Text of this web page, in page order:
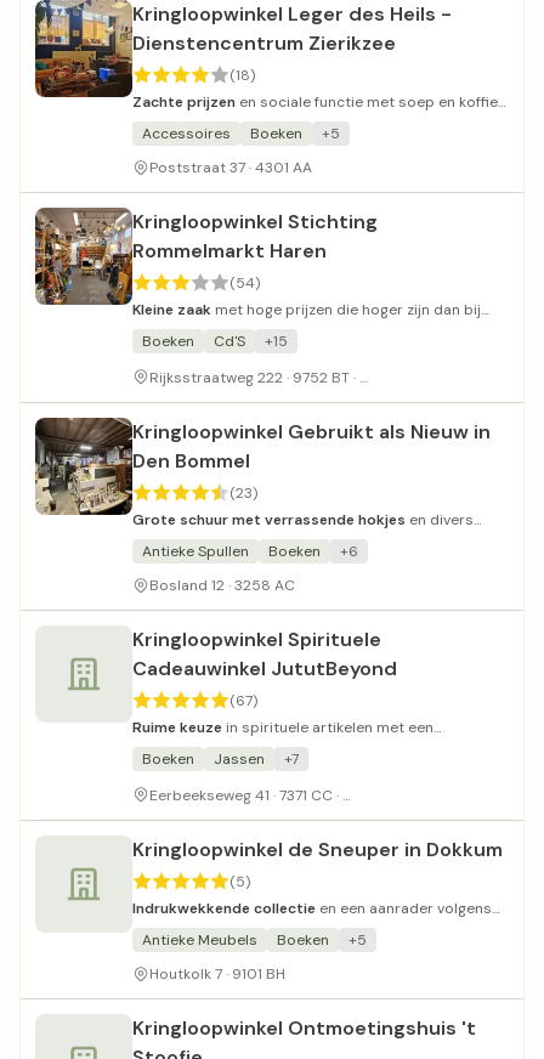
Kringloopwinkel Leger des Heils -
Dienstencentrum Zierikzee
(18)
Zachte prijzen en sociale functie met soep en koffie
voor alle bezoekers.
Accessoires Boeken
+5
Poststraat 37 · 4301 AA
Kringloopwinkel Stichting
Rommelmarkt Haren
(54)
Kleine zaak met hoge prijzen die hoger zijn dan bij
andere kringloopwinkels.
Boeken Cd'S
+15
Rijksstraatweg 222 · 9752 BT ·
Kringloopwinkel Gebruikt als Nieuw in
Den Bommel
(23)
Grote schuur met verrassende hokjes en divers
aanbod van antiek tot moderne spullen.
Antieke Spullen Boeken
+6
Bosland 12 · 3258 AC
Kringloopwinkel Spirituele
Cadeauwinkel JututBeyond
(67)
Ruime keuze in spirituele artikelen met een
vriendelijke en deskundige eigenaresse.
Boeken Jassen
+7
Eerbeekseweg 41 · 7371 CC ·
Kringloopwinkel de Sneuper in Dokkum
(5)
Indrukwekkende collectie en een aanrader volgens
bezoekers.
Antieke Meubels Boeken
+5
Houtkolk 7 · 9101 BH
Kringloopwinkel Ontmoetingshuis 't